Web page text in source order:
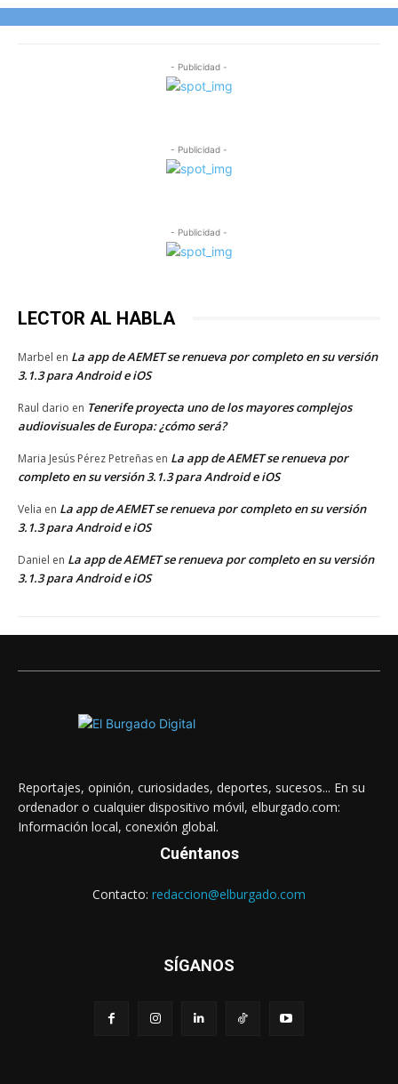
- Publicidad -
- Publicidad -
- Publicidad -
LECTOR AL HABLA
Marbel en La app de AEMET se renueva por completo en su versión
3.1.3 para Android e iOS
Raul dario en Tenerife proyecta uno de los mayores complejos
audiovisuales de Europa: ¿cómo será?
Maria Jesús Pérez Petreñas en La app de AEMET se renueva por
completo en su versión 3.1.3 para Android e iOS
Velia en La app de AEMET se renueva por completo en su versión
3.1.3 para Android e iOS
Daniel en La app de AEMET se renueva por completo en su versión
3.1.3 para Android e iOS
Reportajes, opinión, curiosidades, deportes, sucesos... En su
ordenador o cualquier dispositivo móvil, elburgado.com:
Información local, conexión global.
Cuéntanos
Contacto: redaccion@elburgado.com
SÍGANOS